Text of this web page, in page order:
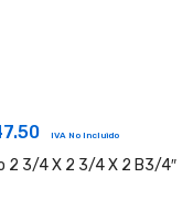
IVA No Incluido
2 3/4 X 2 3/4 X 2 B3/4″